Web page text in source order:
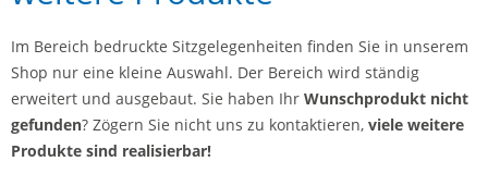
Im Bereich bedruckte Sitzgelegenheiten finden Sie in unserem
Shop nur eine kleine Auswahl. Der Bereich wird ständig
erweitert und ausgebaut. Sie haben Ihr Wunschprodukt nicht
gefunden? Zögern Sie nicht uns zu kontaktieren, viele weitere
Produkte sind realisierbar!